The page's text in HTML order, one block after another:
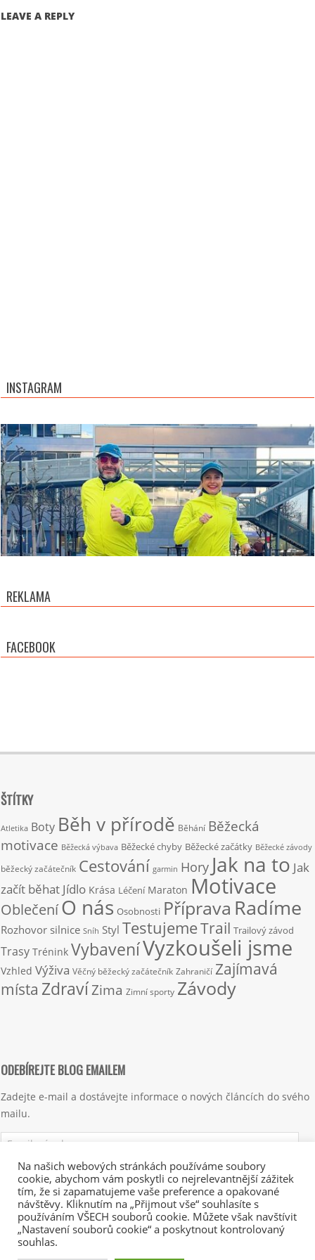
LEAVE A REPLY
INSTAGRAM
REKLAMA
FACEBOOK
ŠTÍTKY
Atletika Boty Běh v přírodě Běhání Běžecká
motivace Běžecká výbava Běžecké chyby Běžecké začátky Běžecké závody
běžecký začátečník Cestování garmin Hory Jak na to Jak
začít běhat Jídlo Krása Léčení Maraton Motivace
OblečeníO nás Osobnosti Příprava Radíme
Rozhovor silnice Sníh Styl TestujemeTrail Trailový závod
Trasy Trénink VybaveníVyzkoušeli jsme
Vzhled Výživa Věčný běžecký začátečník Zahraničí Zajímavá
místa ZdravíZima Zimní sporty Závody
ODEBÍREJTE BLOG EMAILEM
Zadejte e-mail a dostávejte informace o nových článcích do svého
mailu.
Emailová
Přihlásit se k odběru
Na našich webových stránkách používáme soubory
cookie, abychom vám poskytli co nejrelevantnější zážitek
tím, že si zapamatujeme vaše preference a opakované
návštěvy. Kliknutím na „Přijmout vše“ souhlasíte s
používáním VŠECH souborů cookie. Můžete však navštívit
„Nastavení souborů cookie“ a poskytnout kontrolovaný
souhlas.